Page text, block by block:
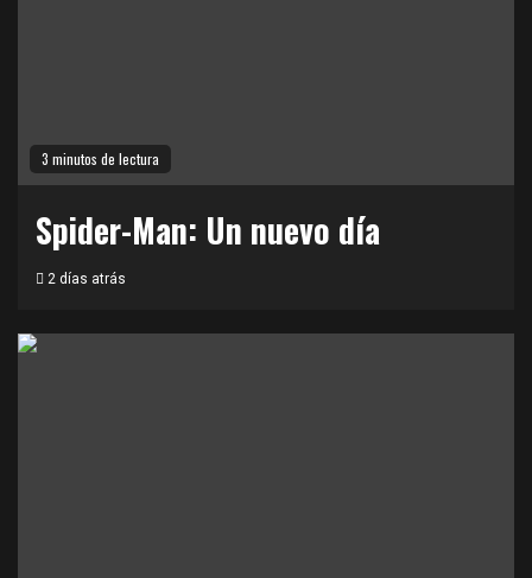
3 minutos de lectura
Spider-Man: Un nuevo día
2 días atrás